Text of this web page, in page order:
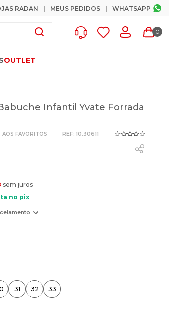
RADAN MEUS PEDIDOS WHATSAPP
0
OUTLET
Infantil Yvate Forrada
: 10.30611
sem juros
no pix
31 32 33